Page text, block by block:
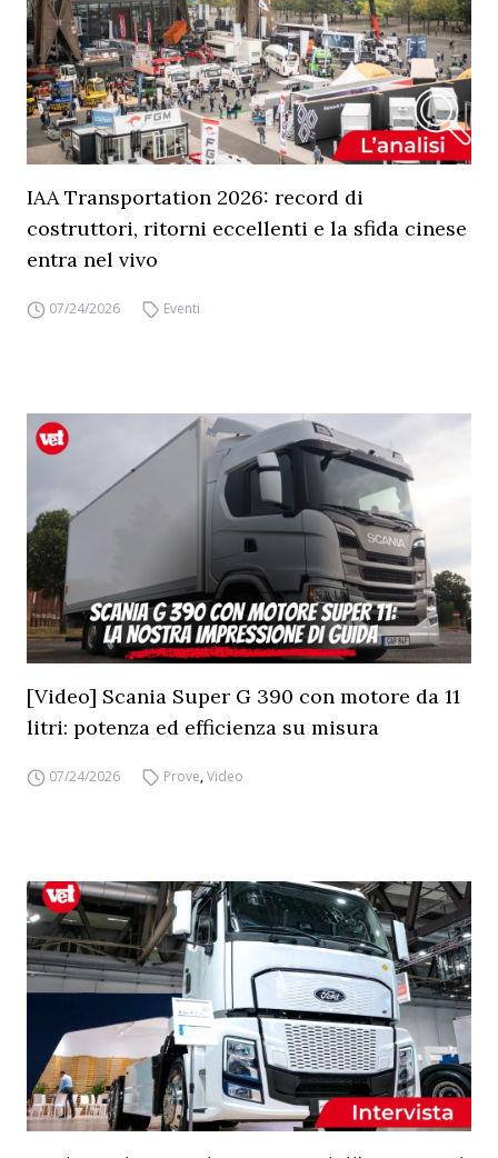
IAA Transportation 2026: record di
costruttori, ritorni eccellenti e la sfida cinese
entra nel vivo
07/24/2026 Eventi
[Video] Scania Super G 390 con motore da 11
litri: potenza ed efficienza su misura
07/24/2026 Prove,Video